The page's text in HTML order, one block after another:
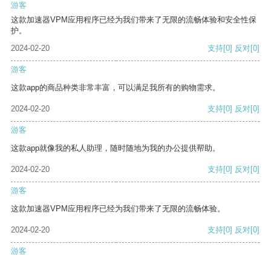
游客
这款加速器VPM应用程序已经为我们带来了无限的流畅体验和安全性保
护。
2024-02-20
支持[0] 反对[0]
游客
这款app的商品种类非常丰富，可以满足我所有的购物需求。
2024-02-20 支持[0] 反对[0]
游客
这款app就像我的私人助理，随时随地为我的办公提供帮助。
2024-02-20 支持[0] 反对[0]
游客
这款加速器VPM应用程序已经为我们带来了无限的流畅体验。
2024-02-20 支持[0] 反对[0]
游客